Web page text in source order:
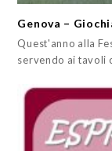
Genova –
Quest'anno alla
servendo ai tavoli